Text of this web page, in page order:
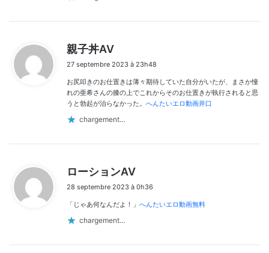
親子丼AV
t
:
27 septembre 2023 à 23h48
お尻叩きのお仕置きは薄々期待していた自分がいたが、まさか憧
れの亜希さんの膝の上でこれからそのお仕置きが執行されると思
うと勃起が治らなかった。 へんたいエロ動画井口
chargement…
ローションAV
t
28 septembre 2023 à 0h36
「じゃあ何なんだよ！」 へんたいエロ動画無料
chargement…